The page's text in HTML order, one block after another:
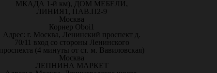
МКАДА 1-й км), ДОМ МЕБЕЛИ,
ЛИНИЯ1, ПАВ.П2-9
Москва
Корнер Oboi1
Адрес: г. Москва, Ленинский проспект д.
70/11 вход со стороны Ленинского
(4 минуты от ст. м. Вавиловская)
Москва
ЛЕПНИНА МАРКЕТ